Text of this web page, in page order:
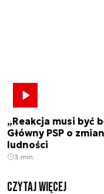
„Reakcja musi być
Główny PSP o
ludności
3 min.
czytaj więcej